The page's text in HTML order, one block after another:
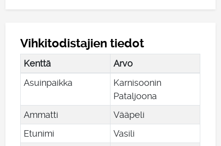
Vihkitodistajien tiedot
Kenttä
Arvo
Asuinpaikka
Karnisoonin
Pataljoona
Ammatti
Vääpeli
Etunimi
Vasili